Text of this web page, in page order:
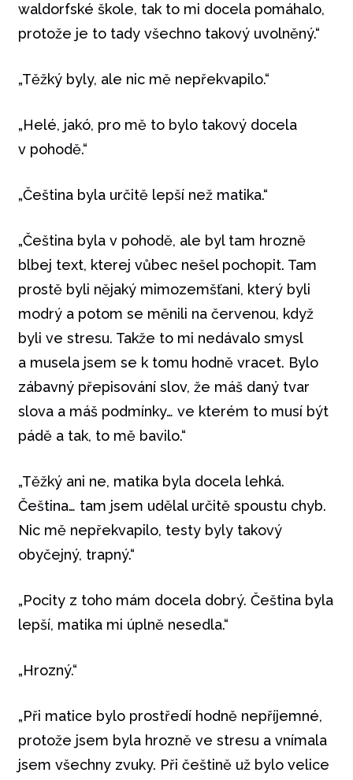
waldorfské škole, tak to mi docela pomáhalo,
protože je to tady všechno takový uvolněný.“
„Těžký byly, ale nic mě nepřekvapilo.“
„Helé, jakó, pro mě to bylo takový docela
v pohodě.“
„Čeština byla určitě lepší než matika.“
„Čeština byla v pohodě, ale byl tam hrozně
blbej text, kterej vůbec nešel pochopit. Tam
prostě byli nějaký mimozemšťani, který byli
modrý a potom se měnili na červenou, když
byli ve stresu. Takže to mi nedávalo smysl
a musela jsem se k tomu hodně vracet. Bylo
zábavný přepisování slov, že máš daný tvar
slova a máš podmínky… ve kterém to musí být
pádě a tak, to mě bavilo.“
„Těžký ani ne, matika byla docela lehká.
Čeština… tam jsem udělal určitě spoustu chyb.
Nic mě nepřekvapilo, testy byly takový
obyčejný, trapný.“
„Pocity z toho mám docela dobrý. Čeština byla
lepší, matika mi úplně nesedla.“
„Hrozný.“
„Při matice bylo prostředí hodně nepříjemné,
protože jsem byla hrozně ve stresu a vnímala
jsem všechny zvuky. Při češtině už bylo velice